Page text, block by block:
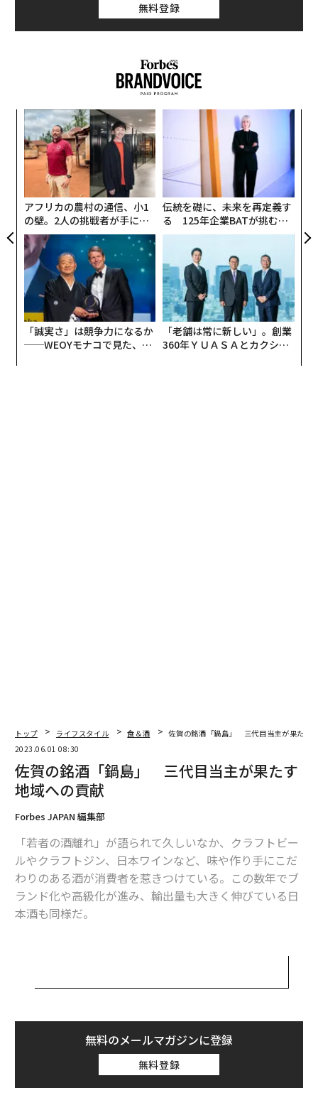
2021年には、市内の旧商家を改装したオーベルジュ「御
宿 富久千代」をオープン。食と宿泊も含めた、他には
に初めて佐賀を訪れる人も多いという。
「故郷に錦を飾る」と心に抱いてから約30年、地域に根
差しながらビジネスを成長させ、海外への販路も拡大し
ている三代目、飯盛直喜社長に聞いた。
娘の日奈子が東京の大学を卒業して、2年前に佐賀に戻
って酒蔵に入り、いま酒造りも学びはじめているところ
です。製造はまだ私がメインでやっていて、外部パート
ナーとの折衝や海外でのプレゼンテーションなどは妻に
取り組んでもらっています。
実は、私はこういうインタビューやメディア露出には積
極的ではないんです。というのも、作り手の顔が見える
のは大事なことだと思いつつも、富久千代酒造としては
自分以上に「鍋島」という存在が前にでていけばいいと
考えていて、チーム鍋島で酒造りをしているということ
（左から）富久千代酒造の三代目 飯盛直喜社長、娘で四代目の日奈子さん、妻の理絵さん（撮影＝山本憲資）
実際、10年目くらいの中堅スタッフたちが育ち、「鍋
島」のクオリティを底支えするチームが整ってきていま
す。ヨーロッパのラグジュアリーブランドが、クリエイ
ティブ・ディレクターを筆頭にパタンナーやPRなど一流
のメンバーで体制を構成しているように、今後は娘がク
リエイティブ・ディレクター的な立場で関わっていける
ようにできたらと考えています。
酒蔵が弱い時代の苦難
そこから青年会議所の活動にも参加するようになると、
地域主義的な考えへの薫陶と啓蒙を受け、地元に貢献し
て「故郷に錦を飾る」ことへのモチベーションが高まっ
ていきました。
無料登録
す
アフリカの農村の通信、小1
の壁。2人の挑戦者が手にし
た「次なる武器」
伝統を礎に、未来を再定義す
る 125年企業BATが挑むス
モークレスな未来
「誠実さ」は競争力になるか
──WEOYモナコで見た、く
「老舗は常に新しい」。創業
360年ＹＵＡＳＡとカクシン
無
防
“
トップ ライフスタイル 食＆酒
佐賀の銘酒「鍋島」 三代目当主が果たす
2023.06.01 08:30
佐賀の銘酒「鍋島」 三代目当主が果たす
地域への貢献
Forbes JAPAN 編集部
「若者の酒離れ」が語られて久しいなか、クラフトビー
ルやクラフトジン、日本ワインなど、味や作り手にこだ
わりのある酒が消費者を惹きつけている。この数年でブ
ランド化や高級化が進み、輸出量も大きく伸びている日
本酒も同様だ。
ワイン品評会 インターナショナル･ワイン･チャレンジで
のまち」としての輝かせると、翌2012年からは酒蔵ツー
リズムを立ち上げ、地域を盛り上げてきた。
2021年には、市内の旧商家を改装したオーベルジュ「御
宿 富久千代」をオープン。食と宿泊も含めた、他には
無料のメールマガジンに登録
無料登録